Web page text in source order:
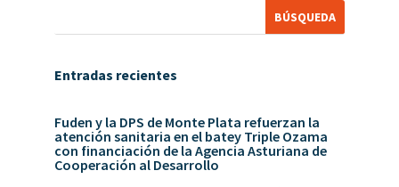
Entradas recientes
Fuden y la DPS de Monte Plata refuerzan la
atención sanitaria en el batey Triple Ozama
con financiación de la Agencia Asturiana de
Cooperación al Desarrollo